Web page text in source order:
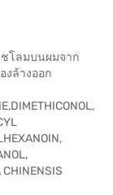
ชโลมบนผมจาก
งล้างออก
CHINENSIS